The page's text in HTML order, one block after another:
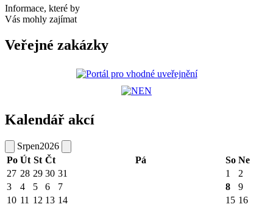
Informace, které by
Vás mohly zajímat
Veřejné zakázky
Kalendář akcí
Srpen2026
Po Út St Čt Pá So Ne
27 28 29 30 31 1
2
3
4 5 6 7 8
9
10 11 12 13 14 15 16